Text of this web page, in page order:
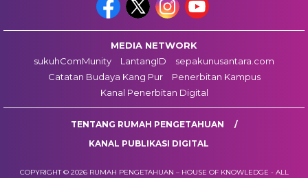
MEDIA NETWORK
sukuhComMunity
LantangID
sepakunusantara.com
Catatan Budaya Kang Pur
Penerbitan Kampus
Kanal Penerbitan Digital
TENTANG RUMAH PENGETAHUAN
KANAL PUBLIKASI DIGITAL
COPYRIGHT © 2026 RUMAH PENGETAHUAN – HOUSE OF KNOWLEDGE - ALL